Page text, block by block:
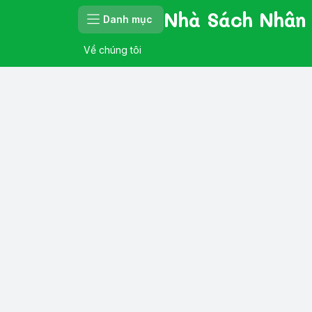
Danh mục Nhà Sách Nhân
Về chúng tôi